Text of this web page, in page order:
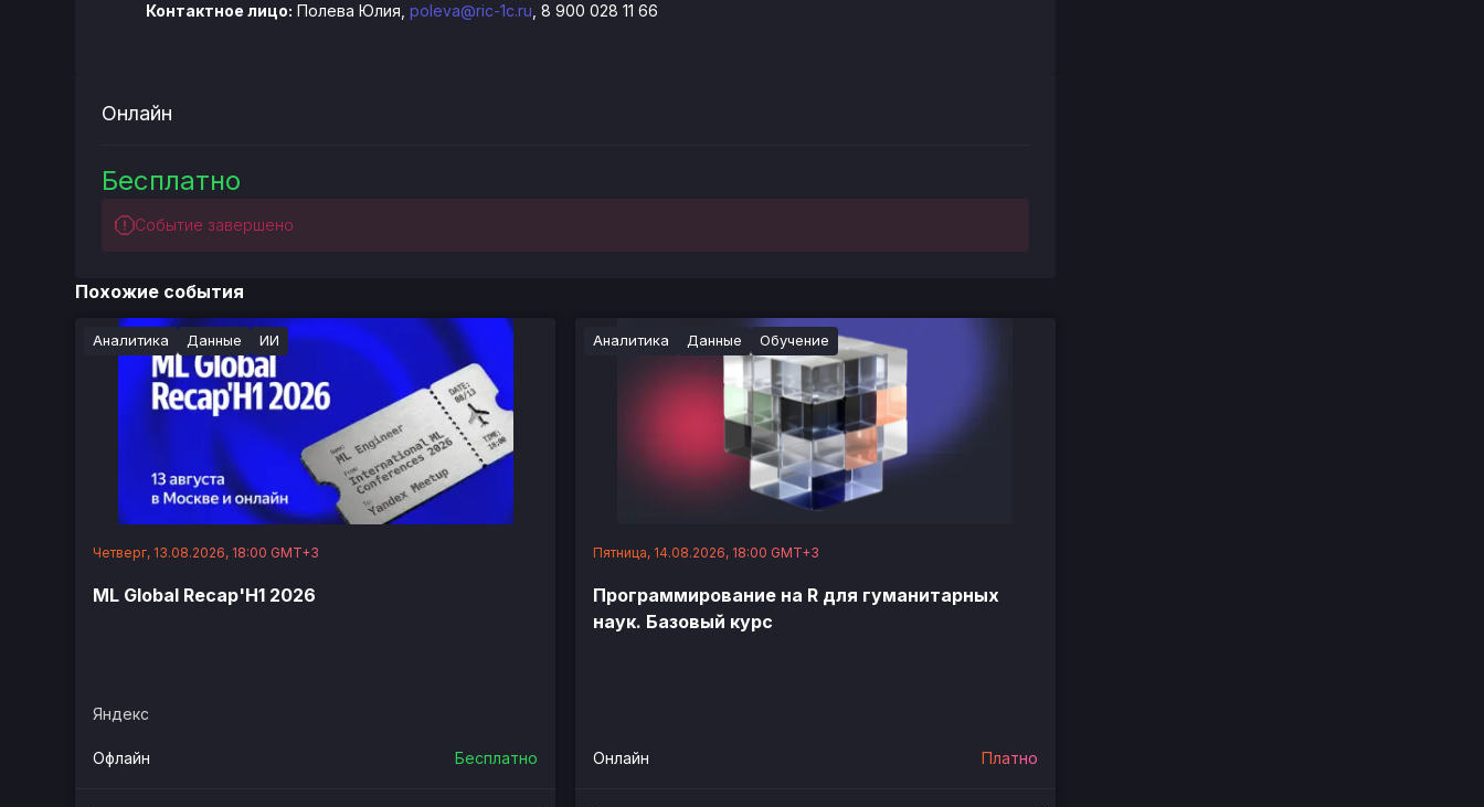
Контактное лицо: Полева Юлия, poleva@ric-1c.ru , 8 900 028 11 66
Онлайн
Бесплатно
Событие завершено
Похожие события
Аналитика Данные ИИ
Четверг, 13.08.2026, 18:00 GMT+3
ML Global Recap'H1 2026
Яндекс
Офлайн Бесплатно
Аналитика Данные Обучение
Пятница, 14.08.2026, 18:00 GMT+3
Программирование на R для гуманитарных
наук. Базовый курс
Онлайн Платно